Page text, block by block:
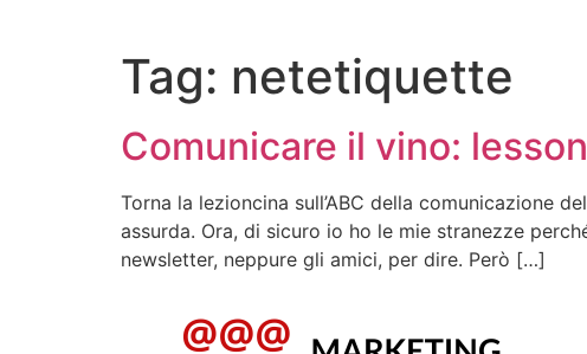
Tag: netetiquette
Comunicare il vino:
Torna la lezioncina sull’ABC della comunicazione
assurda. Ora, di sicuro io ho le mie stranezze
newsletter, neppure gli amici, per dire. Però […]